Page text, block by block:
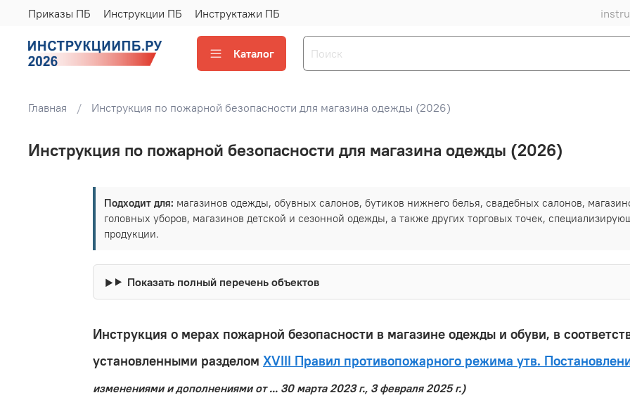
Приказы ПБ Инструкции ПБ Инструктажи ПБ
Каталог
Главная Инструкция по пожарной безопасности для магазина одежды (2026)
Инструкция по пожарной безопасности для магазина одежды (2026)
Подходит для: магазинов одежды, обувных салонов, бутиков нижнего белья, свадебных салонов,
головных уборов, магазинов детской и сезонной одежды, а также других торговых точек,
продукции.
Показать полный перечень объектов
Инструкция о мерах пожарной безопасности в магазине одежды и обуви, в
установленными разделом XVIII Правил противопожарного режима утв.
изменениями и дополнениями от ... 30 марта 2023 г., 3 февраля 2025 г.)